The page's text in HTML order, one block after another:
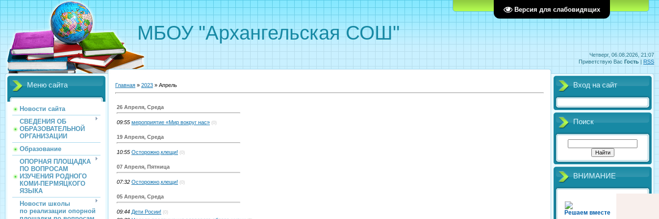
Версия для слабовидящих
Четверг, 06.08.2026, 21:07
Приветствую Вас Гость | RSS
МБОУ "Архангельская СОШ"
Меню сайта
Новости сайта
СВЕДЕНИЯ ОБ
ОБРАЗОВАТЕЛЬНОЙ
ОРГАНИЗАЦИИ
Образование
ОПОРНАЯ ПЛОЩАДКА
ПО ВОПРОСАМ
ИЗУЧЕНИЯ РОДНОГО
КОМИ-ПЕРМЯЦКОГО
ЯЗЫКА
Новости школы
по реализации опорной
Главная » 2023 » Апрель
26 Апреля, Среда
09:55 мероприятие «Мир вокруг нас» (0)
19 Апреля, Среда
10:55 Осторожно,клещи! (0)
07 Апреля, Пятница
07:32 Осторожно,клещи! (0)
05 Апреля, Среда
09:44 Дети Росии! (0)
Вход на сайт
Поиск
ВНИМАНИЕ
Решаем вместе